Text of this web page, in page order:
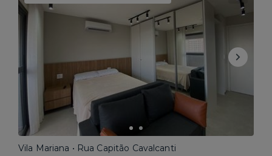
Vila Mariana • Rua Capitão Cavalcanti